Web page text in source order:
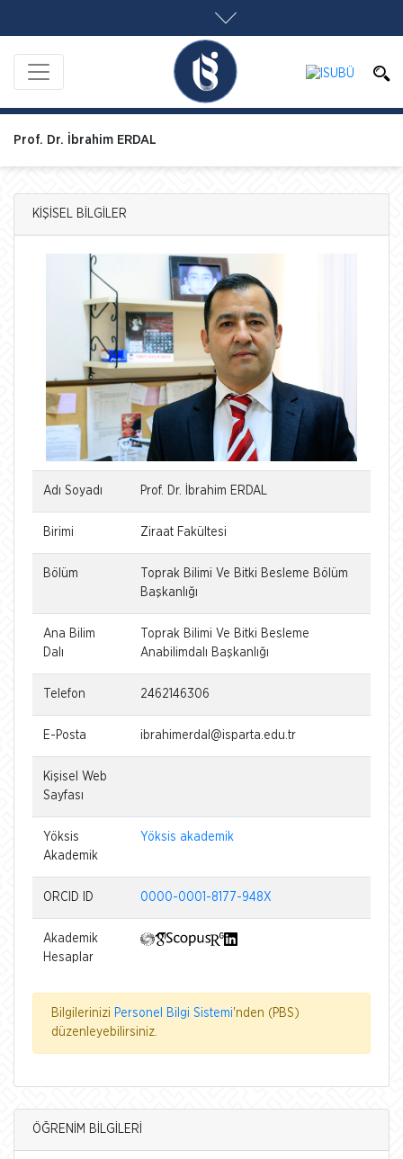
Prof. Dr. İbrahim ERDAL
KİŞİSEL BİLGİLER
Adı Soyadı Prof. Dr. İbrahim ERDAL
Birimi Ziraat Fakültesi
Bölüm
Toprak Bilimi Ve Bitki Besleme Bölüm
Başkanlığı
Ana Bilim
Dalı
Toprak Bilimi Ve Bitki Besleme
Anabilimdalı Başkanlığı
Telefon 2462146306
E-Posta ibrahimerdal@isparta.edu.tr
Kişisel Web
Sayfası
Yöksis
Akademik
Yöksis akademik
ORCID ID 0000-0001-8177-948X
Akademik
Hesaplar
Bilgilerinizi Personel Bilgi Sistemi'nden (PBS)
düzenleyebilirsiniz.
ÖĞRENİM BİLGİLERİ